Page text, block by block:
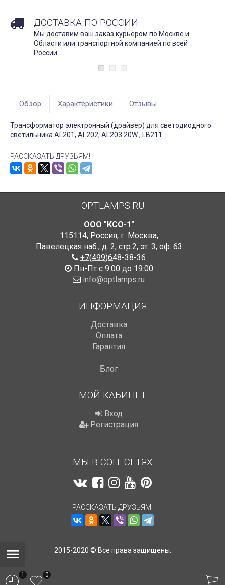
ДОСТАВКА ПО РОССИИ
Мы доставим ваш заказ курьером по Москве и
Области или транспортной компанией по всей
России.
Обзор Характеристики Отзывы
Трансформатор электронный (драйвер) для светодиодного
светильника AL201, AL202, AL203 20W , LB211
РАССКАЗАТЬ ДРУЗЬЯМ!
OPTLAMPS.RU
ООО "КСО-1"
115114, Россия, г. Москва,
Павелецкая наб., д. 2, стр.2, эт. 3, оф. 63
+7(499)648-38-36
Пн-Пт с 9:00 до 19:00
info@optlamps.ru
ИНФОРМАЦИЯ
Доставка
Оплата
Гарантия
Блог
МОЙ КАБИНЕТ
Вход
Регистрация
МЫ В СОЦ. СЕТЯХ
РАССКАЗАТЬ ДРУЗЬЯМ!
2015-2020 © Все права защищены.
1 0